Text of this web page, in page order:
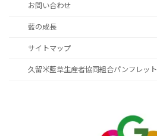
お問い合わせ
藍の成長
サイトマップ
久留米藍草生産者協同組合パンフレット